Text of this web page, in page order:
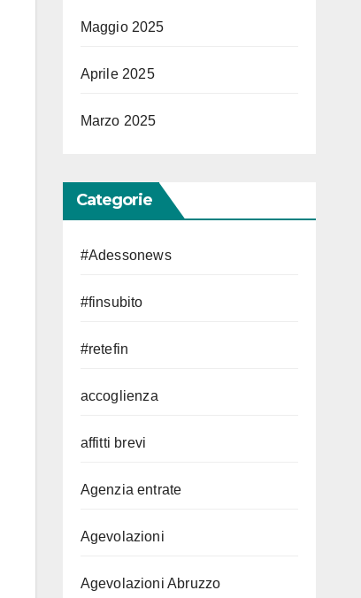
Maggio 2025
Aprile 2025
Marzo 2025
Categorie
#Adessonews
#finsubito
#retefin
accoglienza
affitti brevi
Agenzia entrate
Agevolazioni
Agevolazioni Abruzzo